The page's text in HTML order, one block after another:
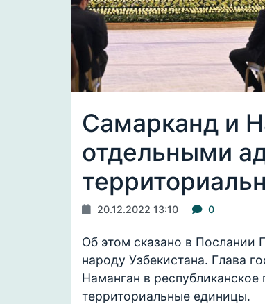
Самарканд и
отдельными
20.12.2022 13:10 0
Об этом сказано в
народу Узбекистана. Глава
Наманган в
территориальные единицы.